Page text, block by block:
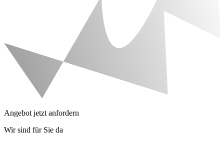
Angebot jetzt anfordern
Wir sind für Sie da